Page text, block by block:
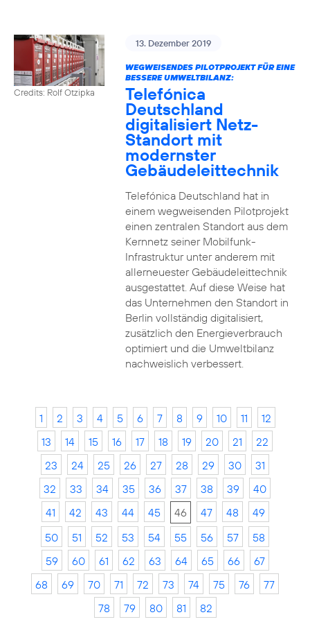
Credits: Rolf Otzipka
13. Dezember 2019
WEGWEISENDES PILOTPROJEKT FÜR EINE
BESSERE UMWELTBILANZ:
Telefónica
Deutschland
digitalisiert Netz-
Standort mit
modernster
Gebäudeleittechnik
Telefónica Deutschland hat in
einem wegweisenden Pilotprojekt
einen zentralen Standort aus dem
Kernnetz seiner Mobilfunk-
Infrastruktur unter anderem mit
allerneuester Gebäudeleittechnik
ausgestattet. Auf diese Weise hat
das Unternehmen den Standort in
Berlin vollständig digitalisiert,
zusätzlich den Energieverbrauch
optimiert und die Umweltbilanz
nachweislich verbessert.
1 2 3 4 5 6 7 8 9 10 11
12
13
14 15 16 17 18 19 20 21
22
23
24 25 26 27 28 29 30
31
32
33 34 35 36 37 38 39
40
41
42 43 44 45 46 47 48
49
50
51 52 53 54 55 56 57
58
59
60 61 62 63 64 65 66
67
68
69 70 71 72 73 74 75 76
77
78
79 80 81 82